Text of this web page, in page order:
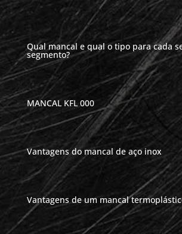
Qual mancal e qual o tipo para cada
segmento?
MANCAL KFL 000
Vantagens do mancal de aço inox
Vantagens de um mancal